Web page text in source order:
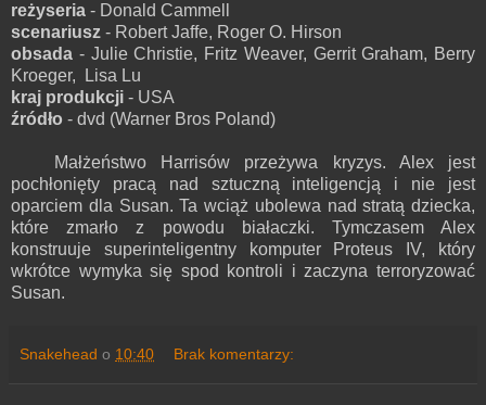
reżyseria - Donald Cammell
scenariusz - Robert Jaffe, Roger O. Hirson
obsada - Julie Christie, Fritz Weaver, Gerrit Graham, Berry
Kroeger, Lisa Lu
kraj produkcji - USA
źródło - dvd (Warner Bros Poland)
Małżeństwo Harrisów przeżywa kryzys. Alex jest
pochłonięty pracą nad sztuczną inteligencją i nie jest
oparciem dla Susan. Ta wciąż ubolewa nad stratą dziecka,
które zmarło z powodu białaczki. Tymczasem Alex
konstruuje superinteligentny komputer Proteus IV, który
wkrótce wymyka się spod kontroli i zaczyna terroryzować
Susan.
Snakehead o 10:40 Brak komentarzy: